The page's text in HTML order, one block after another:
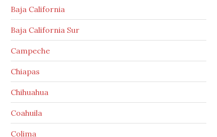
Baja California
Baja California Sur
Campeche
Chiapas
Chihuahua
Coahuila
Colima